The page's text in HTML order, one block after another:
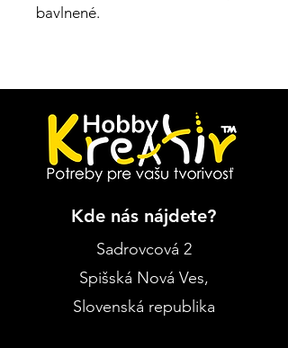
bavlnené.
Kde nás nájdete?
Sadrovcová 2
Spišská Nová Ves,
Slovenská republika